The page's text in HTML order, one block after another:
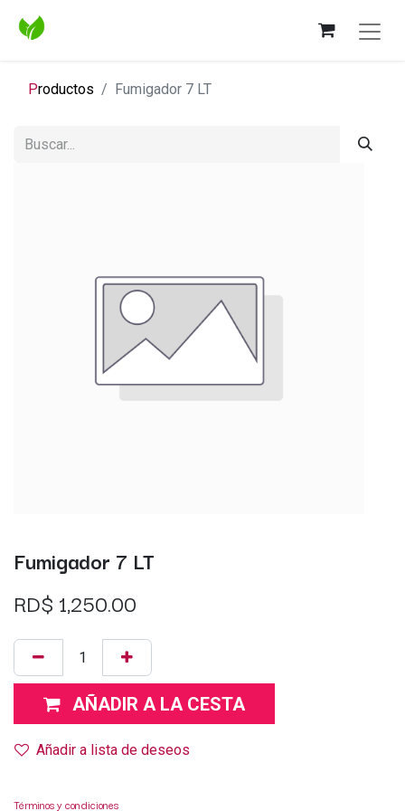
Productos Fumigador 7 LT
Fumigador 7 LT
RD$ 1,250.00
AÑADIR A LA CESTA
Añadir a lista de deseos
Términos y condiciones